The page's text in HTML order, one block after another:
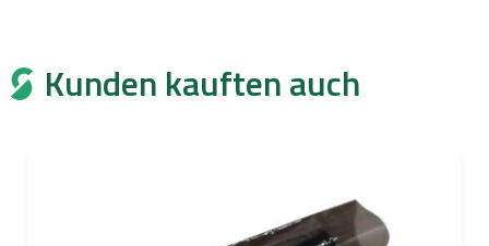
Kunden kauften auch